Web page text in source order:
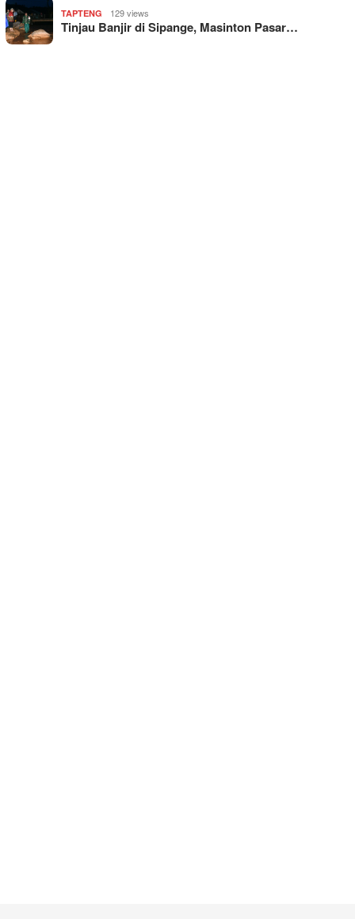
TAPTENG 129 views
Tinjau Banjir di Sipange, Masinton Pasar…